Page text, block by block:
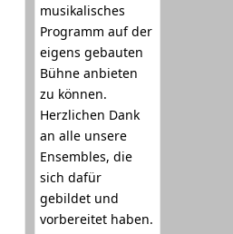
musikalisches
Programm auf der
eigens gebauten
Bühne anbieten
zu können.
Herzlichen Dank
an alle unsere
Ensembles, die
sich dafür
gebildet und
vorbereitet haben.